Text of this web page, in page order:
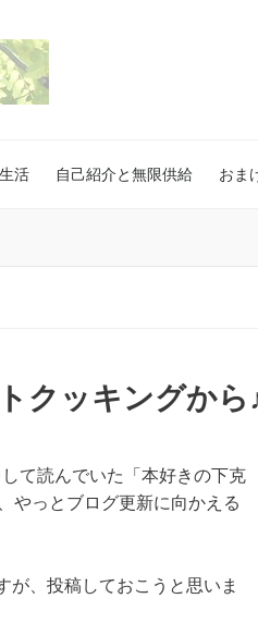
生活 自己紹介と無限供給 おま
クッキングか
て読んでいた「本好きの下克
やっとブログ更新に向かえる
が、投稿しておこうと思いま